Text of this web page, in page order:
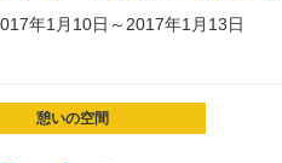
年1月10日～2017年1月13日
憩いの空間